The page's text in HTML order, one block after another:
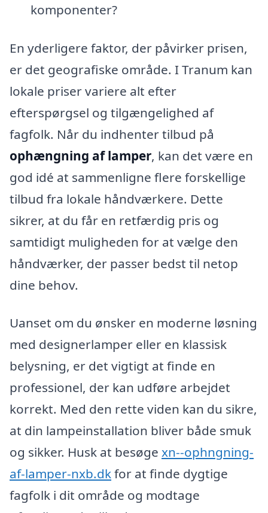
komponenter?
En yderligere faktor, der påvirker prisen,
er det geografiske område. I Tranum kan
lokale priser variere alt efter
efterspørgsel og tilgængelighed af
fagfolk. Når du indhenter tilbud på
ophængning af lamper, kan det være en
god idé at sammenligne flere forskellige
tilbud fra lokale håndværkere. Dette
sikrer, at du får en retfærdig pris og
samtidigt muligheden for at vælge den
håndværker, der passer bedst til netop
dine behov.
Uanset om du ønsker en moderne løsning
med designerlamper eller en klassisk
belysning, er det vigtigt at finde en
professionel, der kan udføre arbejdet
korrekt. Med den rette viden kan du sikre,
at din lampeinstallation bliver både smuk
og sikker. Husk at besøge xn--ophngning-
af-lamper-nxb.dkfor at finde dygtige
fagfolk i dit område og modtage